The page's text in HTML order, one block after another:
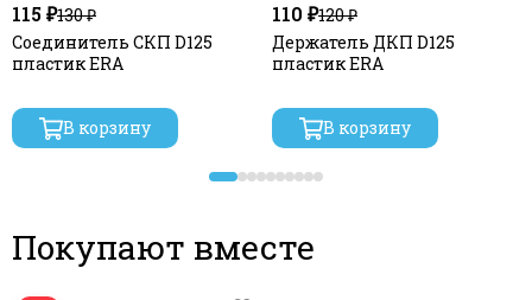
115 ₽130 ₽
Соединитель СКП D125
пластик ERA
В корзину
110 ₽120 ₽
Держатель ДКП D125
пластик ERA
В корзину
Покупают вместе